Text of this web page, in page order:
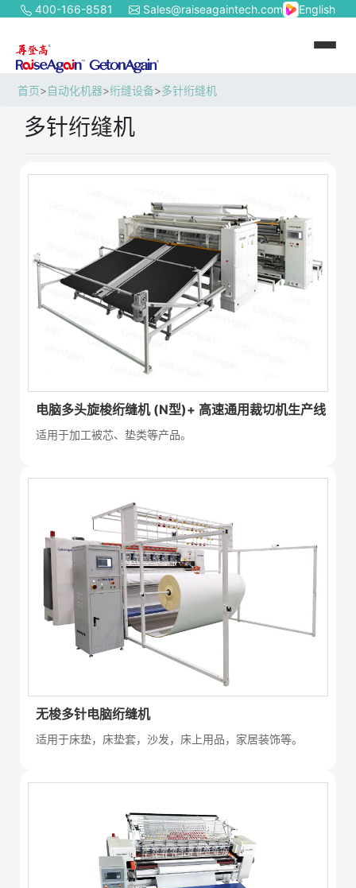
400-166-8581 Sales@raiseagaintech.com English
首页>自动化机器>绗缝设备>多针绗缝机
多针绗缝机
电脑多头旋梭绗缝机 (N型)+ 高速通用裁切机生产线
适用于加工被芯、垫类等产品。
无梭多针电脑绗缝机
适用于床垫，床垫套，沙发，床上用品，家居装饰等。